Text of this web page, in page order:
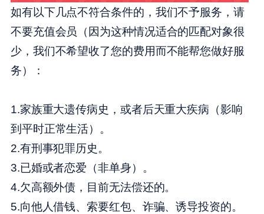
如有以下几点不符合条件的，我们不予服务，请
不要充值会员（因为这种情况适合的匹配对象很
少，我们不希望收了您的费用而不能帮您做好服
务）：
1.家族重大遗传病史，或者后天重大疾病（影响
到平时正常生活）。
2.有刑事犯罪历史。
3.已婚或者恋爱（非单身）。
4.欠高额外债，目前无法偿还的。
5.向他人借钱、索要红包、诈骗、诱导投资的。